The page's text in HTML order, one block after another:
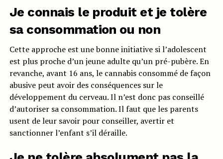
Je connais le produit et je tolère
sa consommation ou non
Cette approche est une bonne initiative si l’adolescent
est plus proche d’un jeune adulte qu’un pré-pubère. En
revanche, avant 16 ans, le cannabis consommé de façon
abusive peut avoir des conséquences sur le
développement du cerveau. Il n’est donc pas conseillé
d’autoriser sa consommation. Il faut que les parents
usent de leur savoir pour conseiller, avertir et
sanctionner l’enfant s’il déraille.